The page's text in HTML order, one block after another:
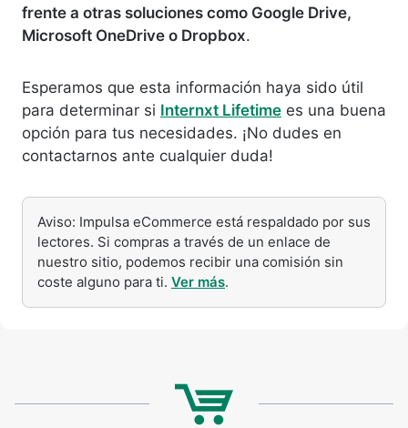
frente a otras soluciones como Google Drive,
Microsoft OneDrive o Dropbox.
Esperamos que esta información haya sido útil
para determinar si Internxt Lifetime es una buena
opción para tus necesidades. ¡No dudes en
contactarnos ante cualquier duda!
Aviso: Impulsa eCommerce está respaldado por sus
lectores. Si compras a través de un enlace de
nuestro sitio, podemos recibir una comisión sin
coste alguno para ti. Ver más.